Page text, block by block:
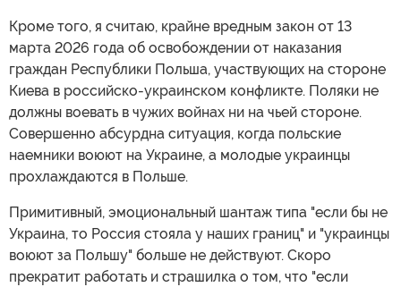
Кроме того, я считаю, крайне вредным закон от 13
марта 2026 года об освобождении от наказания
граждан Республики Польша, участвующих на стороне
Киева в российско-украинском конфликте. Поляки не
должны воевать в чужих войнах ни на чьей стороне.
Совершенно абсурдна ситуация, когда польские
наемники воюют на Украине, а молодые украинцы
прохлаждаются в Польше.
Примитивный, эмоциональный шантаж типа "если бы не
Украина, то Россия стояла у наших границ" и "украинцы
воюют за Польшу" больше не действуют. Скоро
прекратит работать и страшилка о том, что "если